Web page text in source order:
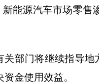
新能源汽车市场零售
门将继续指导地方
资金使用效益。